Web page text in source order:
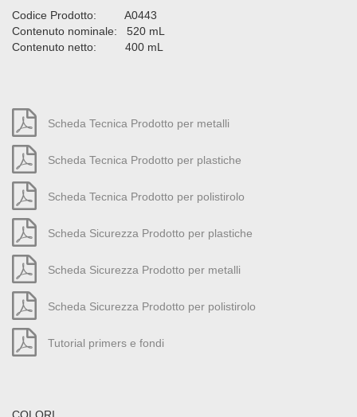
Codice Prodotto: A0443
Contenuto nominale: 520 mL
Contenuto netto: 400 mL
Scheda Tecnica Prodotto per metalli
Scheda Tecnica Prodotto per plastiche
Scheda Tecnica Prodotto per polistirolo
Scheda Sicurezza Prodotto per plastiche
Scheda Sicurezza Prodotto per metalli
Scheda Sicurezza Prodotto per polistirolo
Tutorial primers e fondi